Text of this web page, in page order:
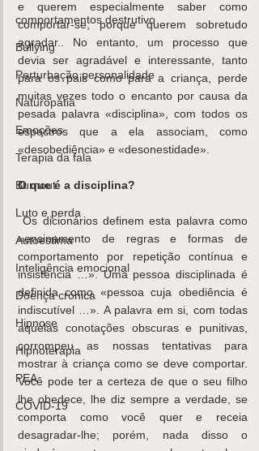
comportamentos destrutivo
Bullying
Perturbação personalidade
Naturopatia
Emoções
Terapia da fala
Burnout
Luto e perda
Autoestima
Inteligência emocional
Doença crónica
Hipnose
Hipnoterapia
PEA
COVID-19
e querem especialmente saber como
comportar-se, porque querem sobretudo
agradar.. No entanto, um processo que
devia ser agradável e interessante, tanto
para os pais como para a criança, perde
muitas vezes todo o encanto por causa da
pesada palavra «disciplina», com todos os
espectros que a ela associam, como
«desobediência» e «desonestidade».
O que é a disciplina?
Os dicionários definem esta palavra como
«ensinamento de regras e formas de
comportamento por repetição contínua e
insistência …». Uma pessoa disciplinada é
definida como «pessoa cuja obediência é
indiscutível …». A palavra em si, com todas
aquelas conotações obscuras e punitivas,
corrompeu as nossas tentativas para
mostrar à criança como se deve comportar.
Você pode ter a certeza de que o seu filho
lhe obedece, lhe diz sempre a verdade, se
comporta como você quer e receia
desagradar-lhe; porém, nada disso o